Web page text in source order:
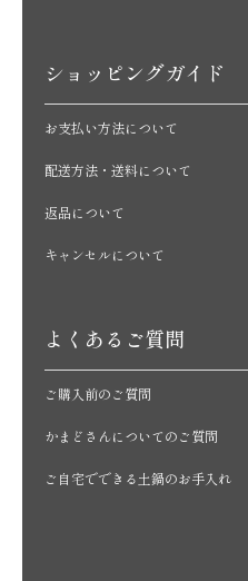
ショッピングガイド
お支払い方法について
配送方法・送料について
返品について
キャンセルについて
よくあるご質問
ご購入前のご質問
かまどさんについてのご質問
ご自宅でできる土鍋のお手入れ